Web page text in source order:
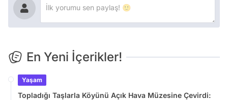
En Yeni İçerikler!
Yaşam
Topladığı Taşlarla Köyünü Açık Hava Müzesine Çevirdi: